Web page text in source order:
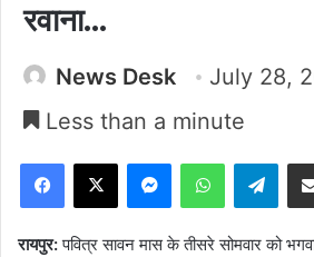
रवाना…
News Desk
July 28,
Less than a minute
Facebook
X MessengerWhatsApp
रायपुर:पवित्र सावन मास के तीसरे सोमवार को